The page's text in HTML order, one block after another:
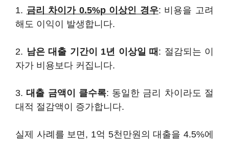
1. 금리 차이가 0.5%p 이상인 경우: 비용을 고려
해도 이익이 발생합니다.
2. 남은 대출 기간이 1년 이상일 때 : 절감되는 이
자가 비용보다 커집니다.
3. 대출 금액이 클수록: 동일한 금리 차이라도 절
대적 절감액이 증가합니다.
실제 사례를 보면, 1억 5천만원의 대출을 4.5%에